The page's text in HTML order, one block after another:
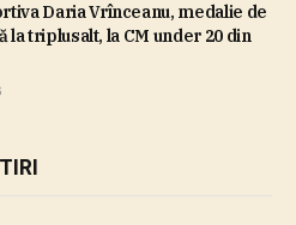
Daria Vrînceanu, medalie de
la triplusalt, la CM under 20 din